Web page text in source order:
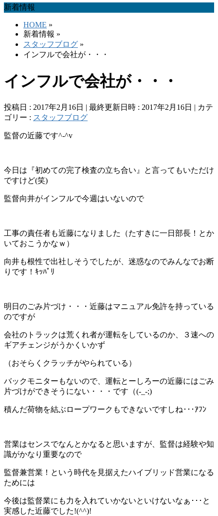
新着情報
HOME »
新着情報 »
スタッフブログ »
インフルで会社が・・・
インフルで会社が・・・
投稿日 : 2017年2月16日 最終更新日時 : 2017年2月16日
カテ
ゴリー : スタッフブログ
監督の近藤です^-^v
今日は『初めての完了検査の立ち合い』と言ってもいただけ
ですけど(笑)
監督向井がインフルで今週はいないので
工事の責任者も近藤になりました（たすきに一日部長！とか
いておこうかなｗ）
向井も根性で出社しそうでしたが、迷惑なのでみんなでお断
りです！ｷｯﾊﾟﾘ
明日のごみ片づけ・・・近藤はマニュアル免許を持っている
のですが
会社のトラックは荒くれ者が運転をしているのか、３速への
ギアチェンジがうかくいかず
（おそらくクラッチがやられている）
バックモニターもないので、運転とーしろーの近藤にはごみ
片づけができそうにない・・・です（(-_-;)
積んだ荷物を結ぶロープワークもできないですしね･･･ｱﾌﾝ
営業はセンスでなんとかなると思いますが、監督は経験や知
識がかなり重要なので
監督兼営業！という時代を見据えたハイブリッド営業になる
ためには
今後は監督業にも力を入れていかないといけないなぁ･･･と
実感した近藤でした!(^^)!